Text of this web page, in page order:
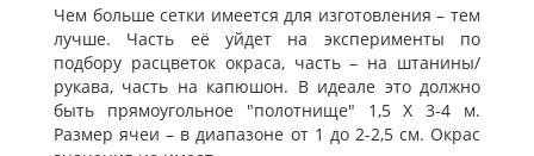
Чем больше сетки имеется для изготовления – тем
лучше. Часть её уйдет на эксперименты по
подбору расцветок окраса, часть – на штанины/
рукава, часть на капюшон. В идеале это должно
быть прямоугольное "полотнище" 1,5 Х 3-4 м.
Размер ячеи – в диапазоне от 1 до 2-2,5 см. Окрас